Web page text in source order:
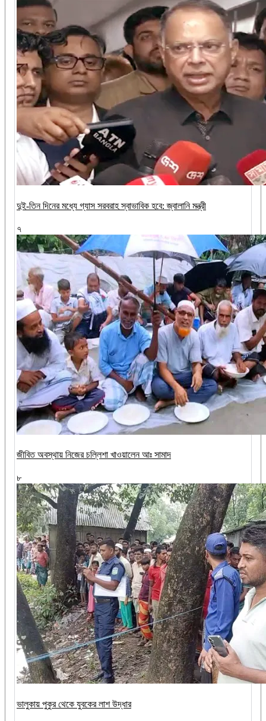
দুই-তিন দিনের মধ্যে গ্যাস সরবরাহ স্বাভাবিক হবে: জ্বালানি মন্ত্রী
৭
জীবিত অবস্থায় নিজের চল্লিশা খাওয়ালেন আঃ সামাদ
৮
ভালুকায় পুকুর থেকে যুবকের লাশ উদ্ধার